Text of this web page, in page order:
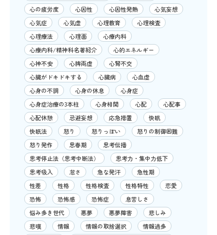
心の疲労度
心因性 心因性発熱
心気妄想
心気症
心気虚 心理教育
心理検査
心理療法
心理面
心療内科
心療内科/精神科名著紹介
心的エネルギー
心神不安
心脾両虚
心腎不交
心臓がドキドキする
心臓病
心血虚
心身の不調
心身の休息
心身症
心身症治療の3本柱
心身相関 心配
心配事
心配休憩
忌避妄想 応急措置
快眠
快眠法
怒り 怒りっぽい
怒りの制御困難
怒り発作
思春期
思考伝播
思考停止法（思考中断法）
思考力・集中力低下
思考吸入
怠さ 急な発汗
急性期
性差
性格 性格検査 性格特性
恋愛
恐怖
恐怖感 恐怖症
息苦しさ
悩み多き世代
悪夢 悪夢障害
悲しみ
悲嘆
情報 情報の取捨選択
情報過多